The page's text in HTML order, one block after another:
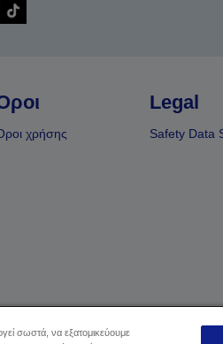
χρήσης
Legal
Safety Data
σωστά, να εξατομικεύουμε